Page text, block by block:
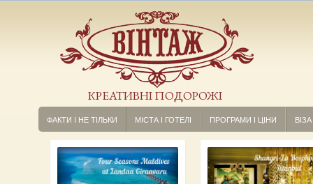
КРЕАТИВНІ ПОДОРОЖІ
ФАКТИ І НЕ ТІЛЬКИ МІСТА І ГОТЕЛІ ПРОГРАМИ І ЦІНИ ВІЗА